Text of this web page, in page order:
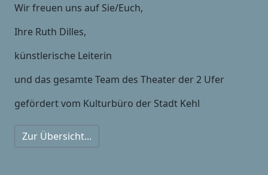
Wir freuen uns auf Sie/Euch,
Ihre Ruth Dilles,
künstlerische Leiterin
und das gesamte Team des Theater der 2 Ufer
gefördert vom Kulturbüro der Stadt Kehl
Zur Übersicht...